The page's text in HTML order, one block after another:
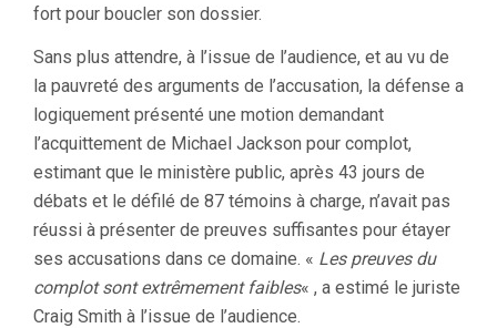
fort pour boucler son dossier.
Sans plus attendre, à l’issue de l’audience, et au vu de
la pauvreté des arguments de l’accusation, la défense a
logiquement présenté une motion demandant
l’acquittement de Michael Jackson pour complot,
estimant que le ministère public, après 43 jours de
débats et le défilé de 87 témoins à charge, n’avait pas
réussi à présenter de preuves suffisantes pour étayer
ses accusations dans ce domaine. « Les preuves du
complot sont extrêmement faibles« , a estimé le juriste
Craig Smith à l’issue de l’audience.